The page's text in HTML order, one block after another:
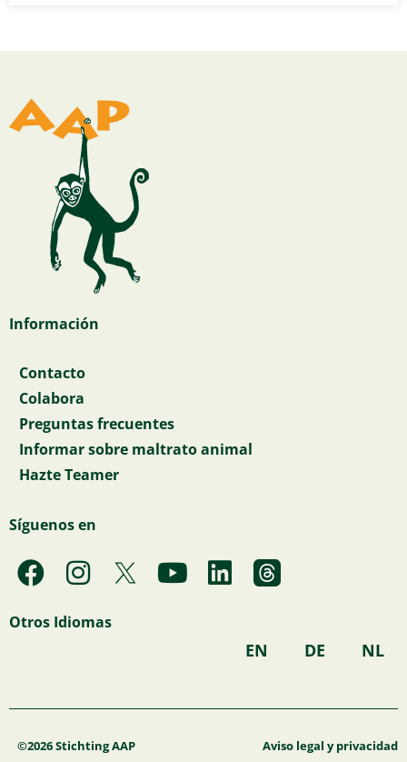
Información
Contacto
Colabora
Preguntas frecuentes
Informar sobre maltrato animal
Hazte Teamer
Síguenos en
F
a
c
o
k
I
n
s
g
a
Y
o
b
L
i
d
Otros Idiomas
EN DE NL
©2026 Stichting AAP Aviso legal y privacidad